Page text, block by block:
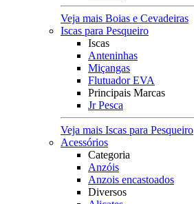
Veja mais Boias e Cevadeiras
Iscas para Pesqueiro
Iscas
Anteninhas
Miçangas
Flutuador EVA
Principais Marcas
Jr Pesca
Veja mais Iscas para Pesqueiro
Acessórios
Categoria
Anzóis
Anzois encastoados
Diversos